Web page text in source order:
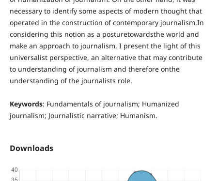
necessary to identify some aspects of modern thought that
operated in the construction of contemporary journalism.In
considering this notion as a posturetowardsthe world and
make an approach to journalism, I present the light of this
universalist perspective, an alternative that may contribute
to understanding of journalism and therefore onthe
understanding of the journalists role.
Keywords: Fundamentals of journalism; Humanized
journalism; Journalistic narrative; Humanism.
Downloads